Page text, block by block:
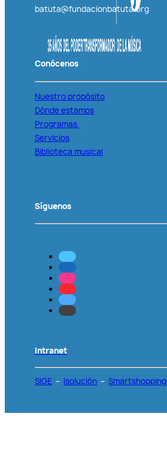
batuta@fundacionbatuta.org
Conócenos
Nuestro propósito
Dónde estamos
Programas
Servicios
Biblioteca musical
Síguenos
Intranet
SIGE – Isolución – Smartshopping